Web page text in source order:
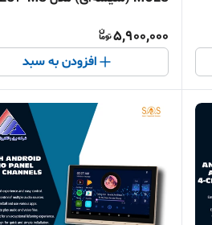
5,900,000
افزودن به سبد